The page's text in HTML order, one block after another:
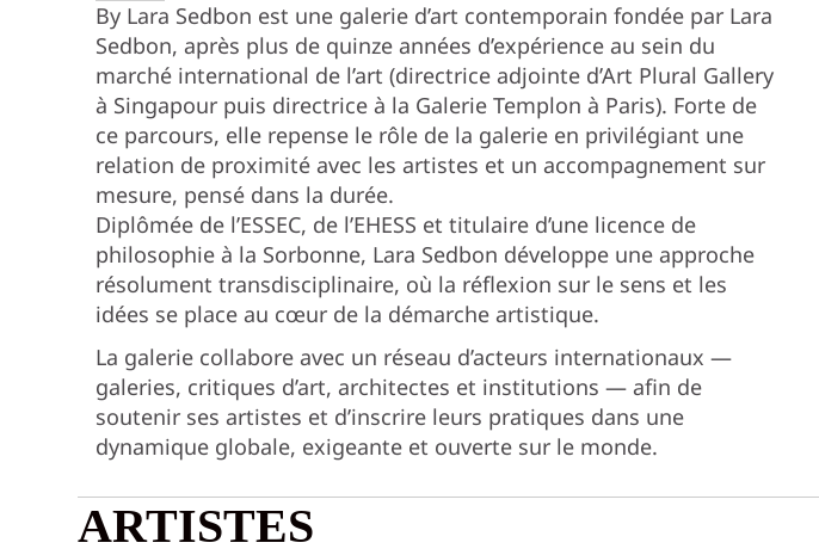
By Lara Sedbon est une galerie d’art contemporain fondée par Lara
Sedbon, après plus de quinze années d’expérience au sein du
marché international de l’art (directrice adjointe d’Art Plural Gallery
à Singapour puis directrice à la Galerie Templon à Paris). Forte de
ce parcours, elle repense le rôle de la galerie en privilégiant une
relation de proximité avec les artistes et un accompagnement sur
mesure, pensé dans la durée.
Diplômée de l’ESSEC, de l’EHESS et titulaire d’une licence de
philosophie à la Sorbonne, Lara Sedbon développe une approche
résolument transdisciplinaire, où la réflexion sur le sens et les
idées se place au cœur de la démarche artistique.
La galerie collabore avec un réseau d’acteurs internationaux —
galeries, critiques d’art, architectes et institutions — afin de
soutenir ses artistes et d’inscrire leurs pratiques dans une
dynamique globale, exigeante et ouverte sur le monde.
ARTISTES